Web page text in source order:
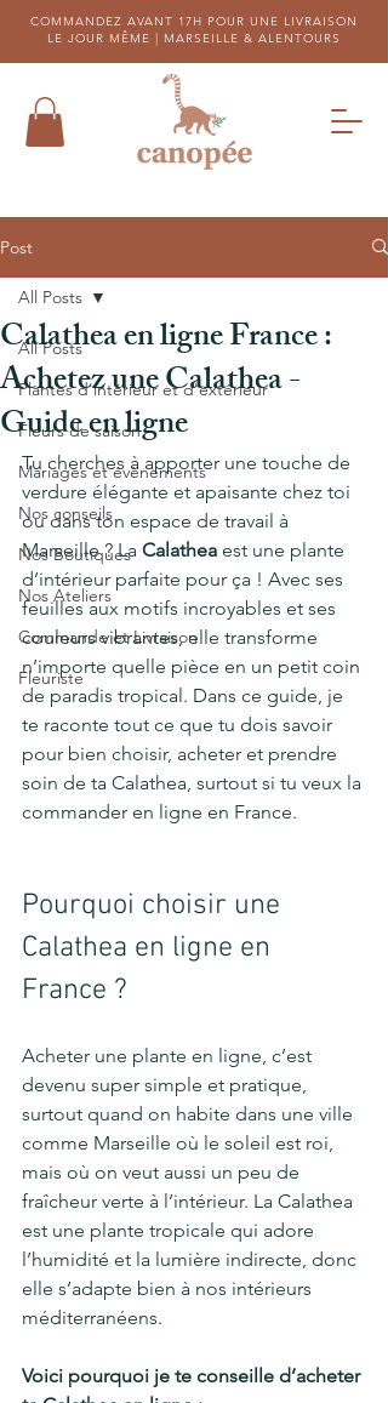
COMMANDEZ AVANT 17H POUR UNE LIVRAISON
LE JOUR MÊME | MARSEILLE & ALENTOURS
Post
All Posts
Plantes d'intérieur et d'extérieur
Fleurs de saison
Mariages et évènements
Nos conseils
Nos Boutiques
Nos Ateliers
Commande et Livraison
Fleuriste
All Posts
Calathea en ligne France :
Achetez une Calathea -
Guide en ligne
Tu cherches à apporter une touche de
verdure élégante et apaisante chez toi
ou dans ton espace de travail à
Marseille ? La Calathea est une plante
d’intérieur parfaite pour ça ! Avec ses
feuilles aux motifs incroyables et ses
couleurs vibrantes, elle transforme
n’importe quelle pièce en un petit coin
de paradis tropical. Dans ce guide, je
te raconte tout ce que tu dois savoir
pour bien choisir, acheter et prendre
soin de ta Calathea, surtout si tu veux la
commander en ligne en France.
Pourquoi choisir une
Calathea en ligne en
France ?
Acheter une plante en ligne, c’est
devenu super simple et pratique,
surtout quand on habite dans une ville
comme Marseille où le soleil est roi,
mais où on veut aussi un peu de
fraîcheur verte à l’intérieur. La Calathea
est une plante tropicale qui adore
l’humidité et la lumière indirecte, donc
elle s’adapte bien à nos intérieurs
méditerranéens.
Voici pourquoi je te conseille d’acheter